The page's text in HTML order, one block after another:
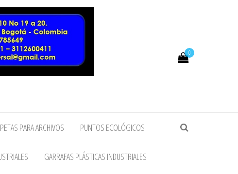
0
PARA ARCHIVOS PUNTOS ECOLÓGICOS
GARRAFAS PLÁSTICAS INDUSTRIALES